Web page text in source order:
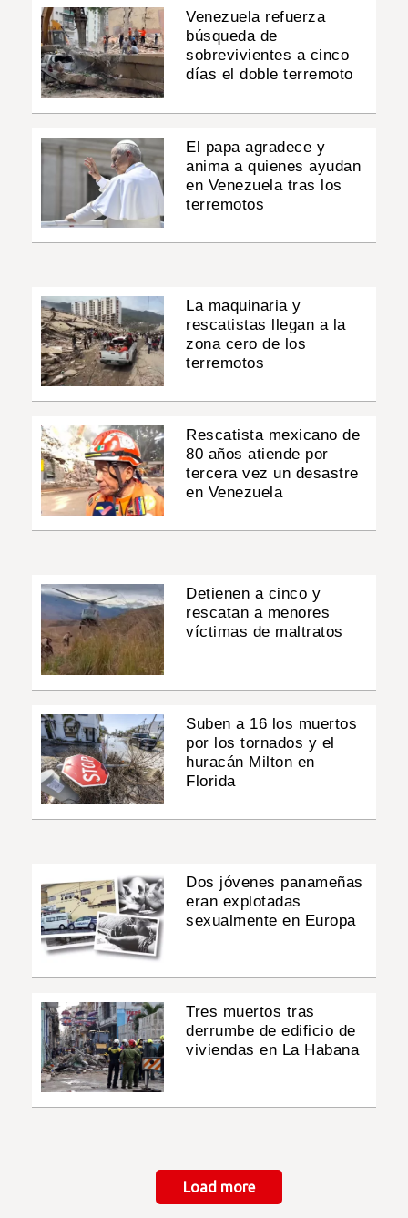
Venezuela refuerza
búsqueda de
sobrevivientes a cinco
días el doble terremoto
El papa agradece y
anima a quienes ayudan
en Venezuela tras los
terremotos
La maquinaria y
rescatistas llegan a la
zona cero de los
terremotos
Rescatista mexicano de
80 años atiende por
tercera vez un desastre
en Venezuela
Detienen a cinco y
rescatan a menores
víctimas de maltratos
Suben a 16 los muertos
por los tornados y el
huracán Milton en
Florida
Dos jóvenes panameñas
eran explotadas
sexualmente en Europa
Tres muertos tras
derrumbe de edificio de
viviendas en La Habana
Load more